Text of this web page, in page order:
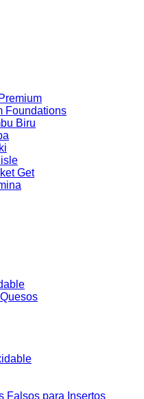
Foundations
Biru
Get
Falsos para Insertos